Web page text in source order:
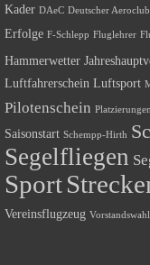
Kader DAeC Deutscher Aeroclub
Erfolge F-Schlepp Fluglehrer
Hammerwetter
Luftfahrerschein Luftsport
Pilotenschein Platzierungen
Saisonstart Schempp-Hirth
Segelfliegen
Sport
Vereinsflugzeug